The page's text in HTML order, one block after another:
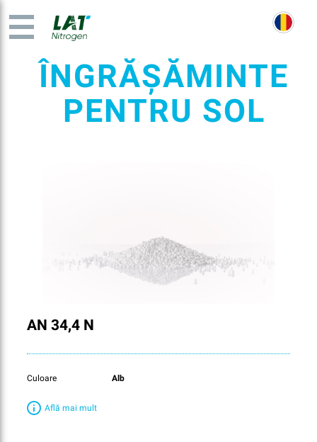
ÎNGRĂȘĂMINTE
PENTRU SOL
AN 34,4 N
Culoare Alb
Află mai mult